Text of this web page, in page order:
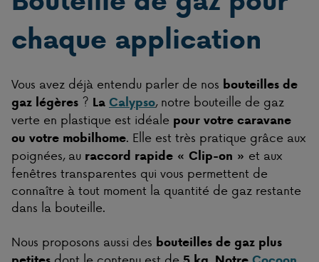
chaque application
Vous avez déjà entendu parler de nos bouteilles de
gaz légères ? La Calypso, notre bouteille de gaz
verte en plastique est idéale pour votre caravane
ou votre mobilhome. Elle est très pratique grâce aux
poignées, au raccord rapide « Clip-on » et aux
fenêtres transparentes qui vous permettent de
connaître à tout moment la quantité de gaz restante
dans la bouteille.
Nous proposons aussi des bouteilles de gaz plus